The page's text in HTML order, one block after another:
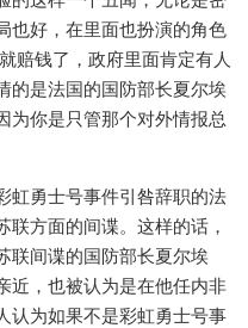
也好，在里面也扮演的角色
赔钱了，政府里面肯定有人
的是法国的国防部长夏尔埃
为你是只管那个对外情报总
虹勇士号事件引咎辞职的法
方面的间谍。这样的话，
联间谍的国防部长夏尔埃
近，也被认为是在他任内非
认为如果不是彩虹勇士号事